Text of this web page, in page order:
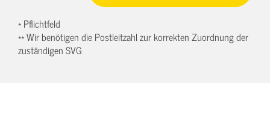
* Pflichtfeld
** Wir benötigen die Postleitzahl zur korrekten Zuordnung der
zuständigen SVG